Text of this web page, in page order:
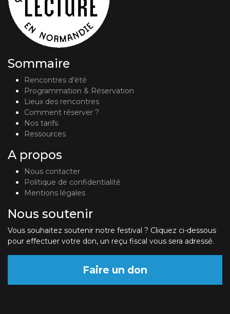
Sommaire
Rencontres d'été
Programmation & Réservation
Lieux des rencontres
Comment réserver ?
Nos tarifs
Ressources
A propos
Nous contacter
Politique de confidentialité
Mentions légales
Nous soutenir
Vous souhaitez soutenir notre festival ? Cliquez ci-dessous
pour effectuer votre don, un reçu fiscal vous sera adressé.
Faire un don